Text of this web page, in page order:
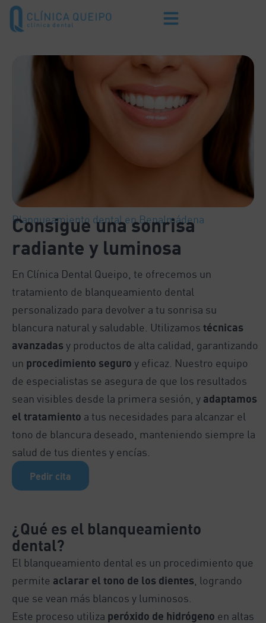
Blanqueamiento dental en Benalmádena
Consigue una sonrisa
radiante y luminosa
En Clínica Dental Queipo, te ofrecemos un
tratamiento de blanqueamiento dental
personalizado para devolver a tu sonrisa su
blancura natural y saludable. Utilizamos técnicas
avanzadas y productos de alta calidad, garantizando
un procedimiento seguro y eficaz. Nuestro equipo
de especialistas se asegura de que los resultados
sean visibles desde la primera sesión, y adaptamos
el tratamiento a tus necesidades para alcanzar el
tono de blancura deseado, manteniendo siempre la
salud de tus dientes y encías.
Pedir cita
¿Qué es el blanqueamiento
dental?
El blanqueamiento dental es un procedimiento que
permite aclarar el tono de los dientes , logrando
que se vean más blancos y luminosos.
Este proceso utiliza peróxido de hidrógeno en altas